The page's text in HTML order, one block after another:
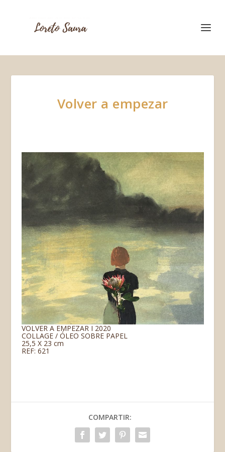
Volver a empezar
VOLVER A EMPEZAR I 2020
COLLAGE / ÓLEO SOBRE PAPEL
25,5 X 23 cm
REF: 621
COMPARTIR: